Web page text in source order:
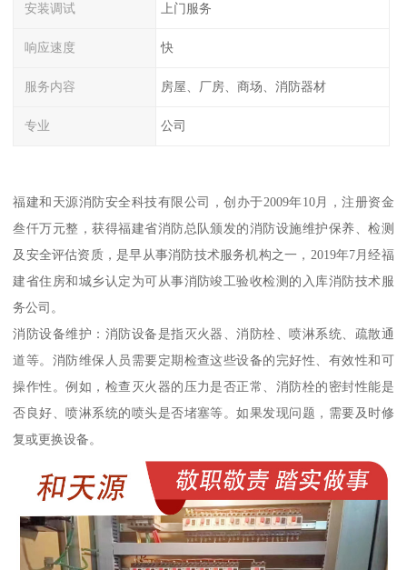
安装调试 上门服务
响应速度 快
服务内容 房屋、厂房、商场、消防器材
专业 公司
福建和天源消防安全科技有限公司，创办于2009年10月，注册资金
叁仟万元整，获得福建省消防总队颁发的消防设施维护保养、检测
及安全评估资质，是早从事消防技术服务机构之一，2019年7月经福
建省住房和城乡认定为可从事消防竣工验收检测的入库消防技术服
务公司。
消防设备维护：消防设备是指灭火器、消防栓、喷淋系统、疏散通
道等。消防维保人员需要定期检查这些设备的完好性、有效性和可
操作性。例如，检查灭火器的压力是否正常、消防栓的密封性能是
否良好、喷淋系统的喷头是否堵塞等。如果发现问题，需要及时修
复或更换设备。